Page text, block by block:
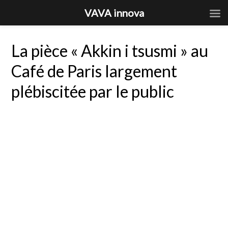
La pièce « Akkin i tsusmi » au
Café de Paris largement
plébiscitée par le public
VAVA innova